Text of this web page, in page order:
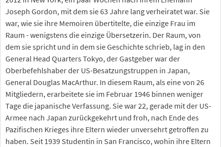
Joseph Gordon, mit dem sie 63 Jahre lang verheiratet war. Sie
war, wie sie ihre Memoiren übertitelte, die einzige Frau im
Raum - wenigstens die einzige Übersetzerin. Der Raum, von
dem sie spricht und in dem sie Geschichte schrieb, lag in den
General Head Quarters Tokyo, der Gastgeber war der
Oberbefehlshaber der US-Besatzungstruppen in Japan,
General Douglas MacArthur. In diesem Raum, als eine von 26
Mitgliedern, erarbeitete sie im Februar 1946 binnen weniger
Tage die japanische Verfassung. Sie war 22, gerade mit der US-
Armee nach Japan zurückgekehrt und froh, nach Ende des
Pazifischen Krieges ihre Eltern wieder unversehrt getroffen zu
haben. Seit 1939 Studentin in San Francisco, wohin ihre Eltern